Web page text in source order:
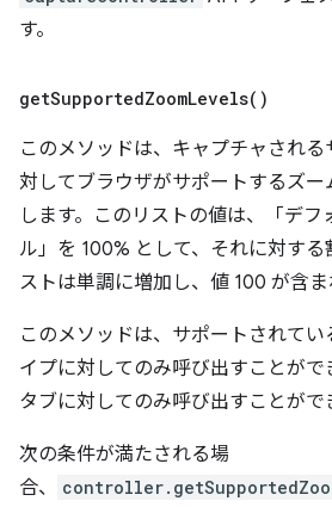
す。
getSupportedZoomLevels( )
このメソッドは、キャプチャされ
対してブラウザがサポートするズ
します。このリストの値は、「デフ
ル」を 100% として、それに対する
ストは単調に増加し、値 100 が含ま
このメソッドは、サポートされてい
イプに対してのみ呼び出すことがで
タブに対してのみ呼び出すことがで
次の条件が満たされる場
合、